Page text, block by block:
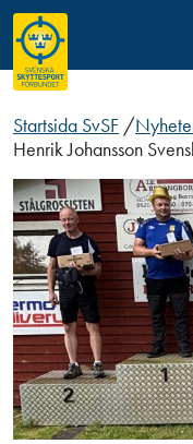
Startsida SvSF /
Henrik Johansson